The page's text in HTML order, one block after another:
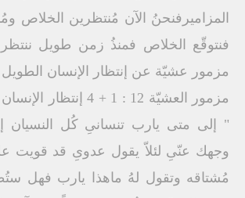
المزاميرفنحنُ الآن مُنتظرين الخلاص
فنتوقّع الخلاص فمنذُ زمن طويل
مزمور عشيّة عن إنتظار الإنسان الطويل
مزمور العشيّة 12 : 1 + 4
" إلى متى يارب تنسانىِ كُل
وجهك عنّىِ لئلاّ يقول عدوىِ قد قويت
مُشتاقه وتقول لهُ ماهذا يارب فهل